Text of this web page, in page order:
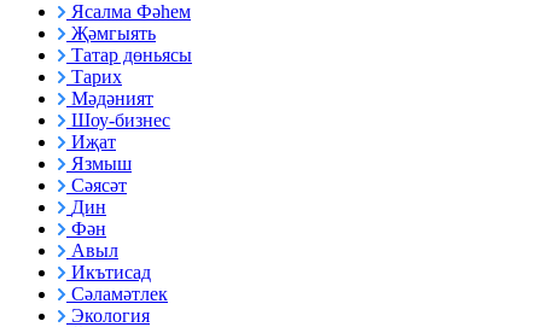
Ясалма Фәһем
Җәмгыять
Татар дөньясы
Тарих
Мәдәният
Шоу-бизнес
Иҗат
Язмыш
Сәясәт
Дин
Фән
Авыл
Икътисад
Сәламәтлек
Экология